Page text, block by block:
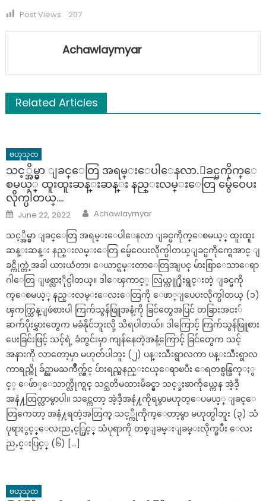
Post Views: 207
Achawlaymyar
Related Articles
ဗဟုသုတ
သင့္အိမ္မွာ ျခင္ေတြ အရမ္းေပါေနလာ.ျခင္မကိုက္ေ
စမယ့္ ထူးထူးဆန္းဆန္း နည္းလမ္းေတြ မွ်ေဝေပး
လိုက္ပါတယ္….
Posted
on
June 22, 2022 Author
Achawlaymyar
သင့္အိမ္မွာ ျခင္ေတြ အရမ္းေပါေနလာ ျခင္မကိုက္ေစမယ့္ ထူးထူး
ဆန္းဆန္း နည္းလမ္းေတြ မွ်ေဝေပးလိုက္ပါတယ္ျခင္မကိုက္ရေအာင္ ျ
ခင္ကိုက္တဲ့အခါ ယားယံတာ၊ ေယာင္ရမ္းတာေတြအျပင္ မ်ားစြာေသာေရာ
ဂါေတြ ျဖစ္လာႏိုင္ပါတယ္။ ဒါေၾကာင့္ လြယ္ကူ႐ိုးရွင္းတဲ့ ျခင္မကို
က္ေစမယ့္ နည္းလမ္းေလးေတြကို ေဖာ္ျပေပးလိုက္ပါတယ္ (၁)
ၾကက္သြန္ျဖဴစားပါ ကြက်သွန်ဖြူအနံ့ကို ခြင်တွေအပြင် တခြားအငး်
ဆက်ပိုးမွှားတွေက မခံနိုင်ဘူးလို့ သိရပါတယ်။ ဒါကြောင့် ကြက်သွန်ဖြူစား
ပေးခြင်းဖြင့် သင့်ရဲ့ ခံတွင်းမှာ ကျန်နေတဲ့အနံ့ကြောင့် ခြင်တွေက သင့်
အနားကို လာတော့မှာ မဟုတ်ပါဘူး (၂) ပန္းသီးရွာလကာ ပန္းသီးရွာလ
ကာရည္ကို ခ်ဥ္တာမႀကိဳက္လွ်င္ ပ်ားရည္အနည္းငယ္ေရာၿပီး ေရတစ္ဖန္ခြက္ႏွ
င့္ ေဖ်ာ္ေသာက္လိုက္ရင္ သင္သတိမထားမိခင္မွာ သင့္ခႏၶာကိုယ္ကေန အဲ့ဒီ့
အနံ႔ထြက္လာမွာပါ။ သင္ကေတာ့ အဲ့ဒီ့အနံ႔ကိုရမွာမဟုတ္ေပမယ့္ ျခင္ေ
တြကေတာ့ အနံ႔ရတဲ့အတြက္ သင့္ကိုကိုက္ေတာ့မွာ မဟုတ္ပါဘူး (၃) သံ
ပုရာႏွင့္ေလးညႇင့္ပြင့္ သံပုရာကို တစ္ျခမ္းျခမ္းလိုက္ၿပီး ေလး
ညႇင္းပြင့္ (၆) […]
ဗဟုသုတ